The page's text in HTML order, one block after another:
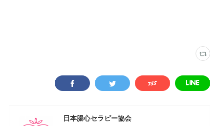
日本腸心セラピー協会